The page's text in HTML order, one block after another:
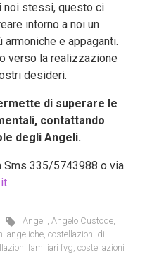
noi stessi, questo ci
intorno a noi un
e appaganti.
verso la realizzazione
desideri.
di superare le
contattando
degli Angeli.
Sms 335/5743988 o via
Angeli,Angelo Custode,
angeliche, costellazioni di
familiari fvg, costellazioni